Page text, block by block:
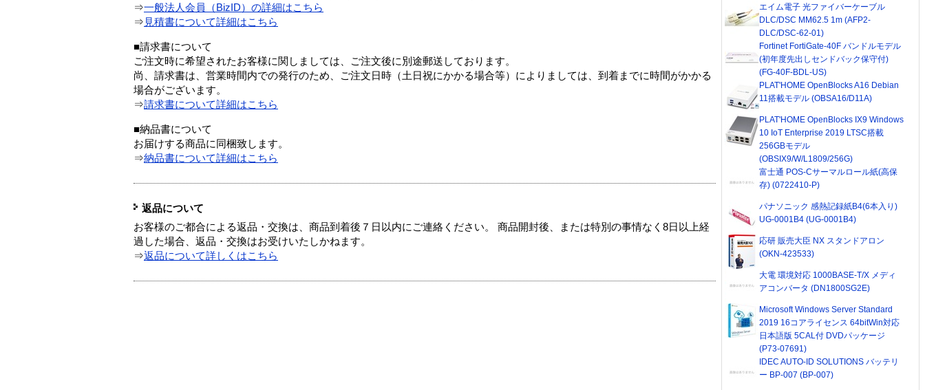
⇒一般法人会員（BizID）の詳細はこちら
⇒ 見積書について詳細はこちら
■請求書について
ご注文時に希望されたお客様に関しましては、ご注文後に別途郵送しております。
尚、請求書は、営業時間内での発行のため、ご注文日時（土日祝にかかる場合等）によりましては、到着までに時間がかかる
場合がございます。
⇒請求書について詳細はこちら
■納品書について
お届けする商品に同梱致します。
⇒納品書について詳細はこちら
返品について
お客様のご都合による返品・交換は、商品到着後７日以内にご連絡ください。 商品開封後、または特別の事情なく8日以上経
過した場合、返品・交換はお受けいたしかねます。
⇒返品について詳しくはこちら
エイム電子 光ファイバーケーブル
DLC/DSC MM62.5 1m (AFP2-
DLC/DSC-62-01)
Fortinet FortiGate-40F バンドルモデル
(初年度先出しセンドバック保守付)
(FG-40F-BDL-US)
PLAT'HOME OpenBlocks A16 Debian
11搭載モデル (OBSA16/D11A)
PLAT'HOME OpenBlocks IX9 Windows
10 IoT Enterprise 2019 LTSC搭載
256GBモデル
(OBSIX9/W/L1809/256G)
富士通 POS-Cサーマルロール紙(高保
存) (0722410-P)
パナソニック 感熱記録紙B4(6本入り)
UG-0001B4 (UG-0001B4)
応研 販売大臣 NX スタンドアロン
(OKN-423533)
大電 環境対応 1000BASE-T/X メディ
アコンバータ (DN1800SG2E)
Microsoft Windows Server Standard
2019 16コアライセンス 64bitWin対応
日本語版 5CAL付 DVDパッケージ
(P73-07691)
IDEC AUTO-ID SOLUTIONS バッテリ
ー BP-007 (BP-007)